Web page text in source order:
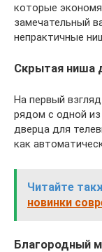
которые
замечательный
непрактичные
Скрытая ниша
На первый
рядом с одной из
дверца для
как
Читайте
новинки
Благородный